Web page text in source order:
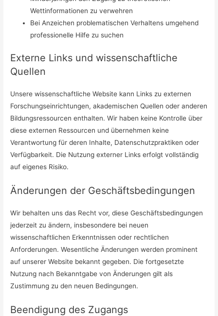
Wettinformationen zu verwehren
Bei Anzeichen problematischen Verhaltens umgehend
professionelle Hilfe zu suchen
Externe Links und wissenschaftliche
Quellen
Unsere wissenschaftliche Website kann Links zu externen
Forschungseinrichtungen, akademischen Quellen oder anderen
Bildungsressourcen enthalten. Wir haben keine Kontrolle über
diese externen Ressourcen und übernehmen keine
Verantwortung für deren Inhalte, Datenschutzpraktiken oder
Verfügbarkeit. Die Nutzung externer Links erfolgt vollständig
auf eigenes Risiko.
Änderungen der Geschäftsbedingungen
Wir behalten uns das Recht vor, diese Geschäftsbedingungen
jederzeit zu ändern, insbesondere bei neuen
wissenschaftlichen Erkenntnissen oder rechtlichen
Anforderungen. Wesentliche Änderungen werden prominent
auf unserer Website bekannt gegeben. Die fortgesetzte
Nutzung nach Bekanntgabe von Änderungen gilt als
Zustimmung zu den neuen Bedingungen.
Beendigung des Zugangs